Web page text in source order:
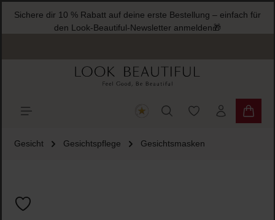
springen
Sichere dir 10 % Rabatt auf deine erste Bestellung – einfach für
den Look-Beautiful-Newsletter anmelden🎁
Du hast 0
Gesicht Gesichtspflege Gesichtsmasken